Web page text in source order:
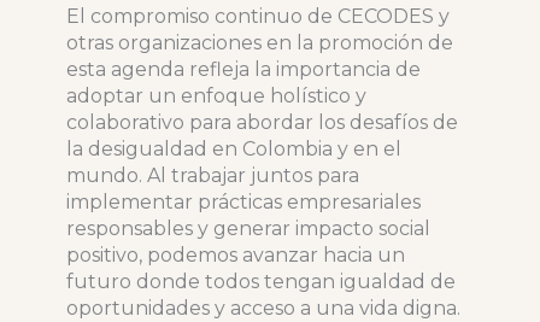
El compromiso continuo de CECODES y
otras organizaciones en la promoción de
esta agenda refleja la importancia de
adoptar un enfoque holístico y
colaborativo para abordar los desafíos de
la desigualdad en Colombia y en el
mundo. Al trabajar juntos para
implementar prácticas empresariales
responsables y generar impacto social
positivo, podemos avanzar hacia un
futuro donde todos tengan igualdad de
oportunidades y acceso a una vida digna.